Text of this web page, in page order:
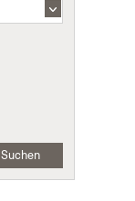
Suchen